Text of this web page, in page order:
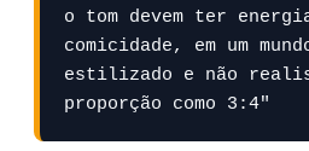
o tom devem ter
comicidade, em um
estilizado e não
proporção como 3:4"